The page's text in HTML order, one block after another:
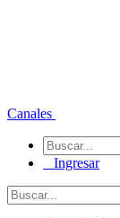
Canales
Ingresar